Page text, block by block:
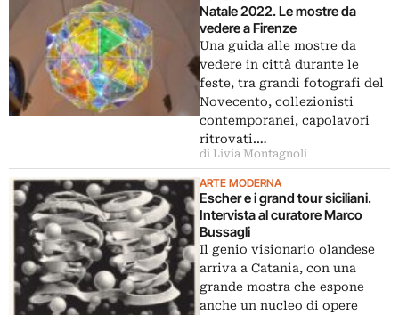
Natale 2022. Le mostre da
vedere a Firenze
Una guida alle mostre da
vedere in città durante le
feste, tra grandi fotografi del
Novecento, collezionisti
contemporanei, capolavori
ritrovati.…
di Livia Montagnoli
ARTE MODERNA
Escher e i grand tour siciliani.
Intervista al curatore Marco
Bussagli
Il genio visionario olandese
arriva a Catania, con una
grande mostra che espone
anche un nucleo di opere